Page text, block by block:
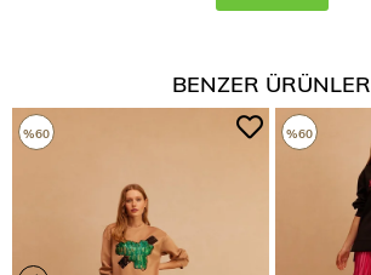
BENZER ÜRÜNLER
%60 %60